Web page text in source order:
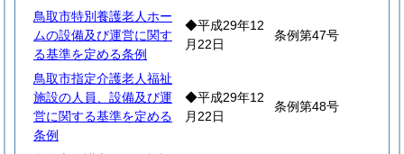
鳥取市特別養護老人ホー
ムの設備及び運営に関す
る基準を定める条例
◆平成29年12
月22日
条例第47号
鳥取市指定介護老人福祉
施設の人員、設備及び運
営に関する基準を定める
条例
◆平成29年12
月22日
条例第48号